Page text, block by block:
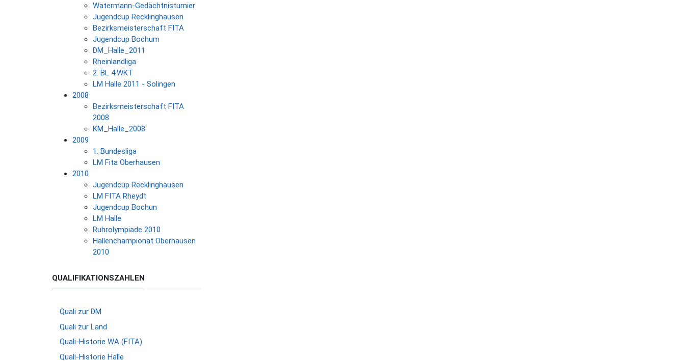
Watermann-Gedächtnisturnier
Jugendcup Recklinghausen
Bezirksmeisterschaft FITA
Jugendcup Bochum
DM_Halle_2011
Rheinlandliga
2. BL 4.WKT
LM Halle 2011 - Solingen
2008
Bezirksmeisterschaft FITA
2008
KM_Halle_2008
2009
1. Bundesliga
LM Fita Oberhausen
2010
Jugendcup Recklinghausen
LM FITA Rheydt
Jugendcup Bochun
LM Halle
Ruhrolympiade 2010
Hallenchampionat Oberhausen
2010
QUALIFIKATIONSZAHLEN
Quali zur DM
Quali zur Land
Quali-Historie WA (FITA)
Quali-Historie Halle